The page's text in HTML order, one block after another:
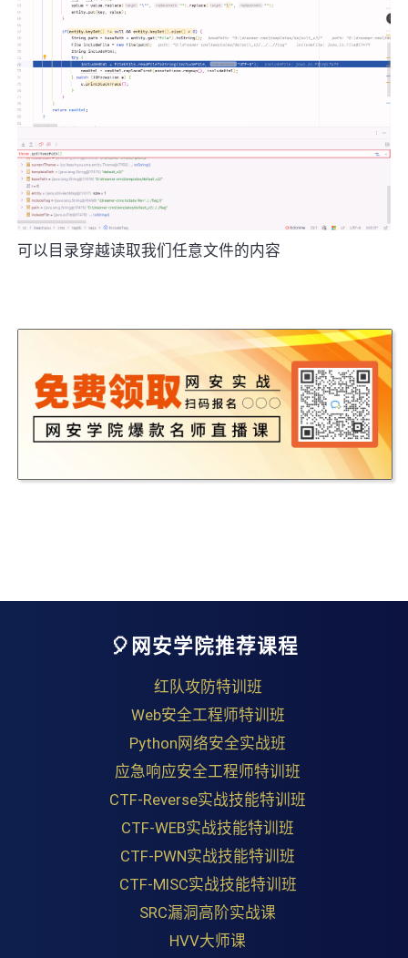
可以目录穿越读取我们任意文件的内容
🎈网安学院推荐课程
红队攻防特训班
Web安全工程师特训班
Python网络安全实战班
应急响应安全工程师特训班
CTF-Reverse实战技能特训班
CTF-WEB实战技能特训班
CTF-PWN实战技能特训班
CTF-MISC实战技能特训班
SRC漏洞高阶实战课
HVV大师课